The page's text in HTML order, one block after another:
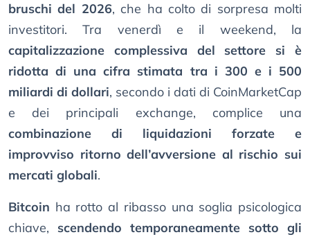
bruschi del 2026, che ha colto di sorpresa molti
investitori. Tra venerdì e il weekend, la
capitalizzazione complessiva del settore si è
ridotta di una cifra stimata tra i 300 e i 500
miliardi di dollari, secondo i dati di CoinMarketCap
e dei principali exchange, complice una
combinazione di liquidazioni forzate e
improvviso ritorno dell’avversione al rischio sui
mercati globali.
Bitcoin ha rotto al ribasso una soglia psicologica
chiave, scendendo temporaneamente sotto gli